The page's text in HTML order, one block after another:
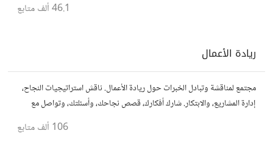
46.1 ألف متابع
ريادة الأعمال
مجتمع لمناقشة وتبادل الخبرات حول ريادة الأعمال. ناقش استراتيجيات النجاح،
إدارة المشاريع، والابتكار. شارك أفكارك، قصص نجاحك، وأسئلتك، وتواصل مع
106 ألف متابع